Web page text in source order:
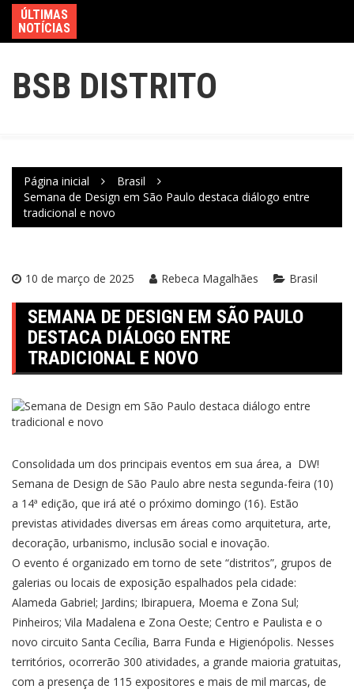
ÚLTIMAS
NOTÍCIAS
BSB DISTRITO
Página inicial
Brasil
Semana de Design em São Paulo destaca diálogo entre
tradicional e novo
10 de março de 2025 Rebeca Magalhães Brasil
SEMANA DE DESIGN EM SÃO PAULO
DESTACA DIÁLOGO ENTRE
TRADICIONAL E NOVO
Consolidada um dos principais eventos em sua área, a DW!
Semana de Design de São Paulo abre nesta segunda-feira (10)
a 14ª edição, que irá até o próximo domingo (16). Estão
previstas atividades diversas em áreas como arquitetura, arte,
decoração, urbanismo, inclusão social e inovação.
O evento é organizado em torno de sete “distritos”, grupos de
galerias ou locais de exposição espalhados pela cidade:
Alameda Gabriel; Jardins; Ibirapuera, Moema e Zona Sul;
Pinheiros; Vila Madalena e Zona Oeste; Centro e Paulista e o
novo circuito Santa Cecília, Barra Funda e Higienópolis. Nesses
territórios, ocorrerão 300 atividades, a grande maioria gratuitas,
com a presença de 115 expositores e mais de mil marcas, de